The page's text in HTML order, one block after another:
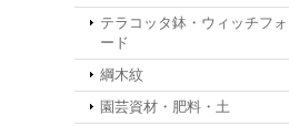
テラコッタ鉢・ウィッチフォ
ード
綱木紋
園芸資材・肥料・土